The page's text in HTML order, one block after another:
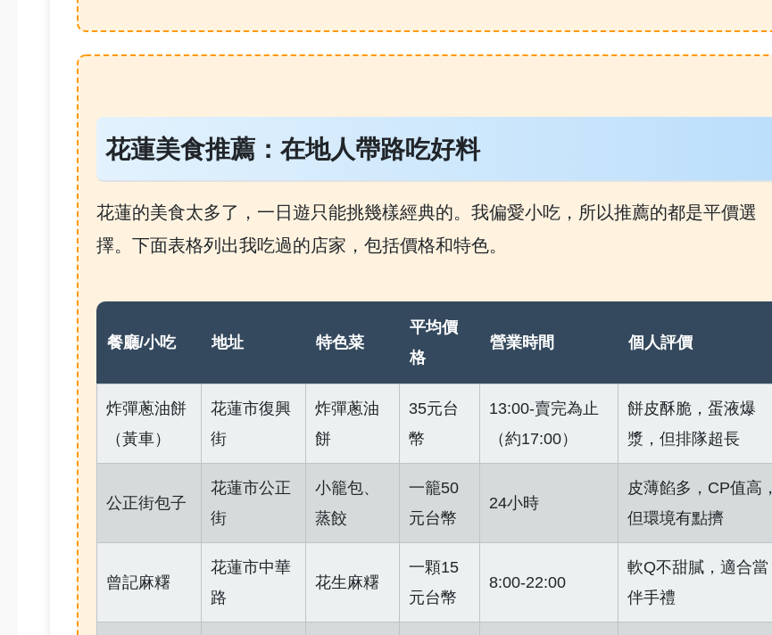
花蓮美食推薦：在地人帶路吃好料
花蓮的美食太多了，一日遊只能挑幾樣經典的。我偏愛小吃，所以推薦的都是平價選
擇。下面表格列出我吃過的店家，包括價格和特色。
餐廳/小吃 地址 特色菜
平均價
格
營業時間 個人評價
炸彈蔥油餅
（黃車）
花蓮市復興
街
炸彈蔥油
餅
35元台
幣
13:00-賣完為止
（約17:00）
餅皮酥脆，蛋液爆
漿，但排隊超長
公正街包子
花蓮市公正
街
小籠包、
蒸餃
一籠50
元台幣
24小時
皮薄餡多，CP值高，
但環境有點擠
曾記麻糬
花蓮市中華
路
花生麻糬
一顆15
元台幣
8:00-22:00
軟Q不甜膩，適合當
伴手禮